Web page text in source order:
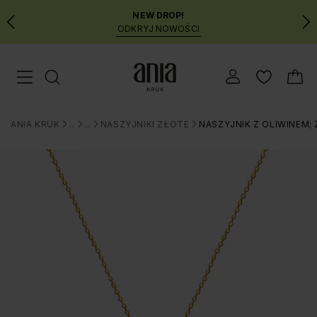
Przejdź
do
MENU
WYSZUKIWARKI
NEW DROP!
ODKRYJ NOWOŚCI
Menu mobilne
ANIA KRUK
>
BIŻUTERIA
>
NASZYJNIKI
>
NASZYJNIKI ZŁOTE
>
NASZYJNIK Z OLIWINEM;